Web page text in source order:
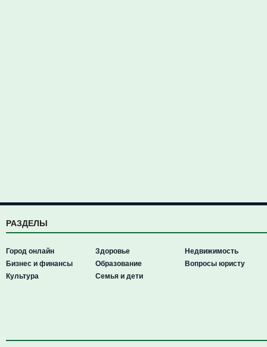
РАЗДЕЛЫ
Город онлайн
Бизнес и финансы
Культура
Здоровье
Образование
Семья и дети
Недвижимость
Вопросы юристу